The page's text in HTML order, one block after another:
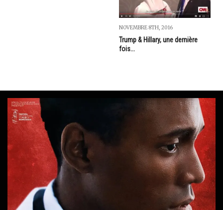
NOVEMBRE 8TH, 2016
Trump & Hillary, une dernière
fois...